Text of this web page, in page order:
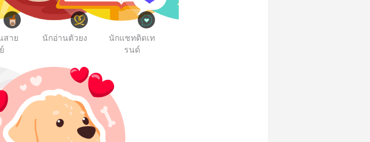
สาย
นักอ่านตัวยง
นักแชทติดเท
รนด์